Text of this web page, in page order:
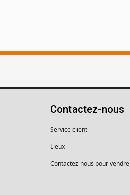
Contactez-nous
Service client
Lieux
Contactez-nous pour vendre